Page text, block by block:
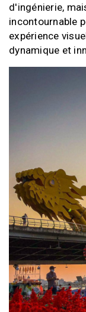
d'ingénierie,
incontournable
expérience
dynamique et